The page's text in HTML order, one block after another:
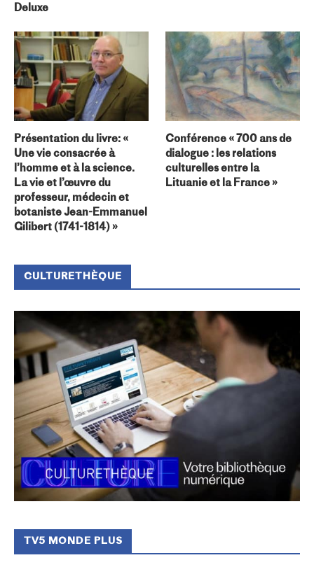
Deluxe
Présentation du livre: «
Une vie consacrée à
l’homme et à la science.
La vie et l’œuvre du
professeur, médecin et
botaniste Jean-Emmanuel
Gilibert (1741-1814) »
Conférence « 700 ans de
dialogue : les relations
culturelles entre la
Lituanie et la France »
CULTURETHÈQUE
TV5 MONDE PLUS